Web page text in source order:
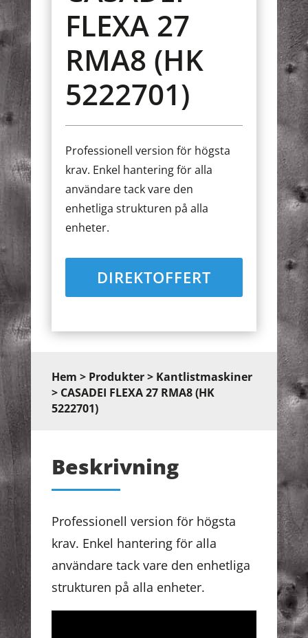
FLEXA 27
RMA8 (HK
5222701)
Professionell version för högsta
krav. Enkel hantering för alla
användare tack vare den
enhetliga strukturen på alla
enheter.
DIREKTOFFERT
Hem > Produkter> Kantlistmaskiner
> CASADEI FLEXA 27 RMA8 (HK
5222701)
Beskrivning
Professionell version för högsta
krav. Enkel hantering för alla
användare tack vare den enhetliga
strukturen på alla enheter.